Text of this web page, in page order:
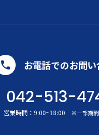
お電話でのお問
042-513-
営業時間： 9:00~18:00 ※一部期間